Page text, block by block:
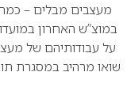
מעצבים מבלים –
במוצ”ש האחרון
על עבודותיהם של
שואו מרהיב במסגרת